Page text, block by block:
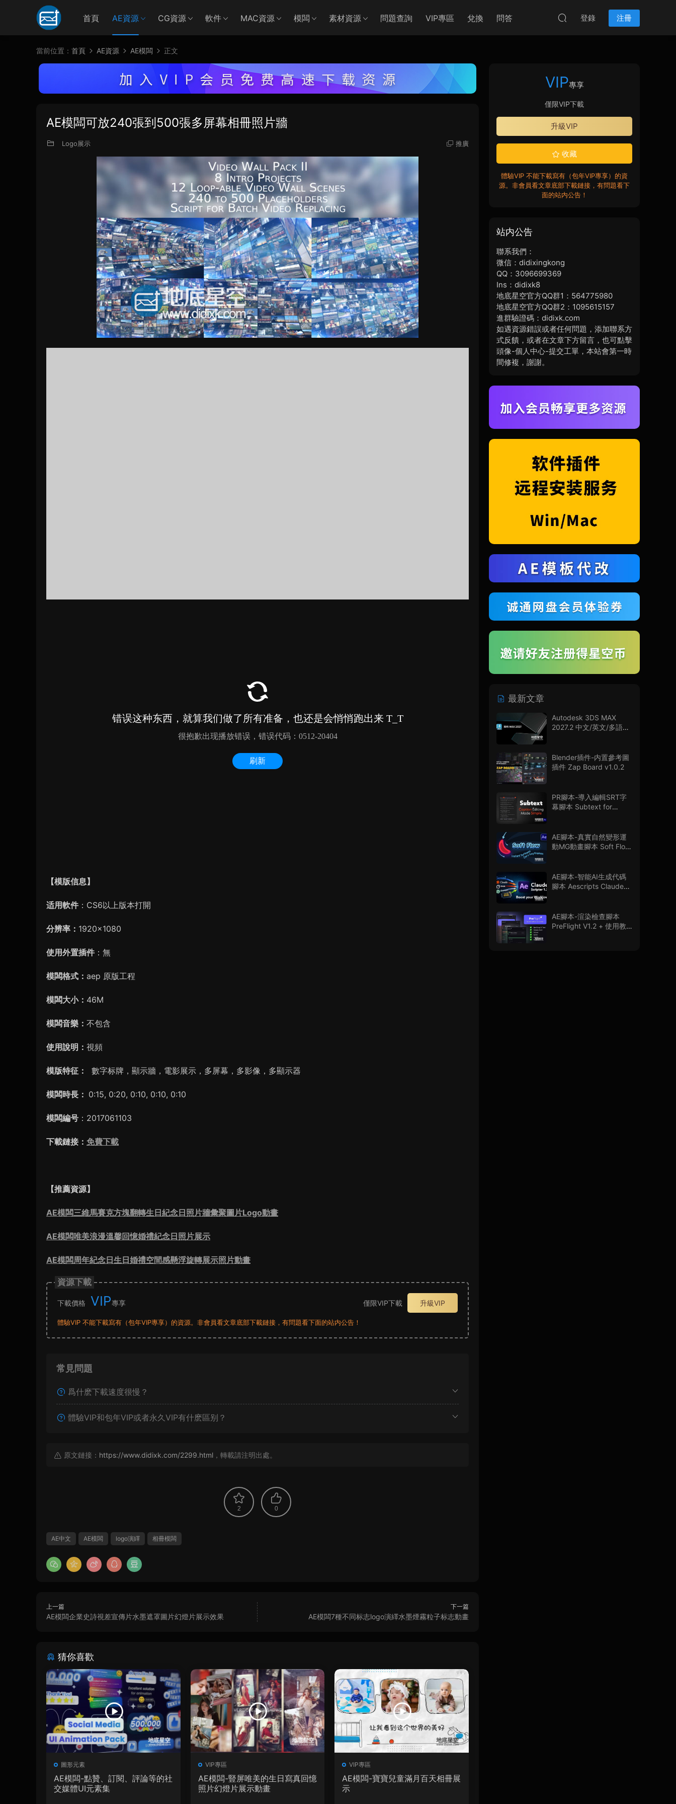
首頁 AE資源 CG資源 軟件 MAC資源 模闆 素材資源 問題查詢 VIP專區 兌換 問答 登錄 注冊
當前位置： 首頁 AE資源 AE模闆 正文
AE模闆可放240張到500張多屏幕相冊照片牆
Logo展示 推廣
【模版信息】
适用軟件：CS6以上版本打開
分辨率： 1920×1080
使用外置插件：無
模闆格式： aep 原版工程
模闆大小： 46M
模闆音樂： 不包含
使用說明： 視頻
模版特征： 數字标牌，顯示牆，電影展示，多屏幕，多影像，多顯示器
模闆時長： 0:15, 0:20, 0:10, 0:10, 0:10
模闆編号 ：2017061103
下載鏈接： 免費下載
【推薦資源】
AE模闆三維馬賽克方塊翻轉生日紀念日照片牆彙聚圖片Logo動畫
AE模闆唯美浪漫溫馨回憶婚禮紀念日照片展示
AE模闆周年紀念日生日婚禮空間感懸浮旋轉展示照片動畫
資源下載
下載價格 VIP專享 僅限VIP下載 升級VIP
體驗VIP 不能下載寫有（包年VIP專享）的資源。非會員看文章底部下載鏈接，有問題看下面的站内公告！
常見問題
爲什麽下載速度很慢？
體驗VIP和包年VIP或者永久VIP有什麽區别？
原文鏈接： https://www.didixk.com/2299.html ，轉載請注明出處。
2 0
AE中文 AE模闆 logo演繹 相冊模闆
上一篇
AE模闆企業史詩視差宣傳片水墨遮罩圖片幻燈片展示效果
下一篇
AE模闆7種不同标志logo演繹水墨煙霧粒子标志動畫
猜你喜歡
圖形元素
AE模闆-點贊、訂閱、評論等的社
交媒體UI元素集
VIP專區
AE模闆-豎屏唯美的生日寫真回憶
照片幻燈片展示動畫
VIP專區
AE模闆-寶寶兒童滿月百天相冊展
示
VIP專享
僅限VIP下載
升級VIP
收藏
體驗VIP 不能下載寫有（包年VIP專享）的資
源。非會員看文章底部下載鏈接，有問題看下
面的站内公告！
站内公告
聯系我們：
微信：didixingkong
QQ：3096699369
Ins：didixk8
地底星空官方QQ群1：564775980
地底星空官方QQ群2：1095615157
進群驗證碼：didixk.com
如遇資源錯誤或者任何問題，添加聯系方
式反饋，或者在文章下方留言，也可點擊
頭像-個人中心-提交工單，本站會第一時
間修複，謝謝。
最新文章
Autodesk 3DS MAX
2027.2 中文/英文/多語言
Blender插件-内置參考圖
插件 Zap Board v1.0.2
PR腳本-導入編輯SRT字
幕腳本 Subtext for
AE腳本-真實自然變形運
動MG動畫腳本 Soft Flow
AE腳本-智能AI生成代碼
腳本 Aescripts Claude
AE腳本-渲染檢查腳本
PreFlight V1.2 + 使用教